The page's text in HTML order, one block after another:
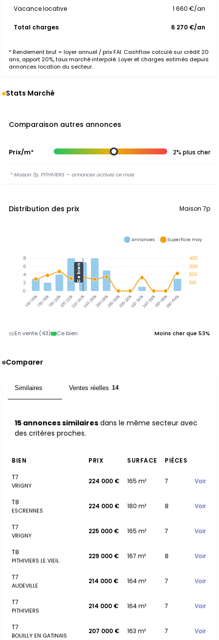
Vacance locative 1 660 €/an
Total charges 6 270 €/an
* Rendement brut = loyer annuel / prix FAI. Cashflow calculé sur crédit 20
ans, apport 20%, taux marché interpolé. Loyer et charges estimés depuis
annonces location du secteur.
Stats Marché
Comparaison autres annonces
Prix/m² 2% plus cher
* Maison 7p, PITHIVIERS — annonces actives ce mois
Distribution des prix Maison 7p
140-160k160-180k180-200k200-220k220-240k240-260k260-280k280-300k300-320k320-340k340-360k360-380k380-400k
Ce bien
400
300
200
100
8
6
4
2
0
Annonces Superficie moy.
En vente (43) Ce bien Moins cher que 53%
Comparer
Similaires Ventes réelles 14
15 annonces similaires dans le même secteur avec
des critères proches.
BIEN PRIX SURFACE
PIÈCES
T7
VRIGNY
224 000 € 165 m² 7 Voir
T8
ESCRENNES
224 000 € 180 m² 8 Voir
T7
VRIGNY
225 000 € 165 m² 7 Voir
T8
PITHIVIERS LE VIEIL
229 000 € 167 m² 8 Voir
T7
AUDEVILLE
214 000 € 164 m² 7 Voir
T7
PITHIVIERS
214 000 € 164 m² 7 Voir
T7
BOUILLY EN GATINAIS
207 000 € 163 m² 7 Voir